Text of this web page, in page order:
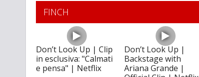
FINCH
Don’t Look Up | Clip
in esclusiva: "Calmati
e pensa" | Netflix
Don’t Look Up |
Backstage with
Ariana Grande |